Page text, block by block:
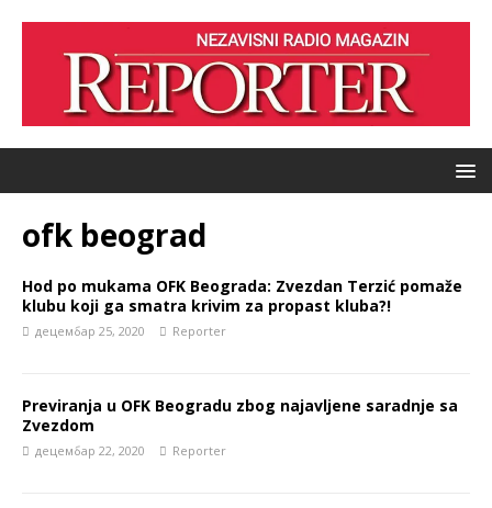
ofk beograd
Hod po mukama OFK Beograda: Zvezdan Terzić pomaže
klubu koji ga smatra krivim za propast kluba?!
децембар 25, 2020 Reporter
Previranja u OFK Beogradu zbog najavljene saradnje sa
Zvezdom
децембар 22, 2020 Reporter